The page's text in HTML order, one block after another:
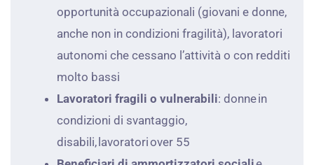
opportunità occupazionali (giovani e donne,
anche non in condizioni fragilità), lavoratori
autonomi che cessano l’attività o con redditi
molto bassi
Lavoratori fragili o vulnerabili: donne in
condizioni di svantaggio,
disabili, lavoratori over 55